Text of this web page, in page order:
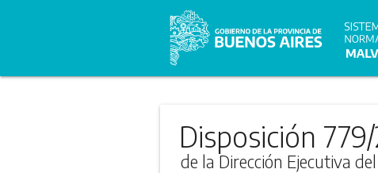
Disposición 779/
de la Dirección Ejecutiva